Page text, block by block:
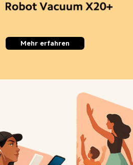
Mehr erfahren